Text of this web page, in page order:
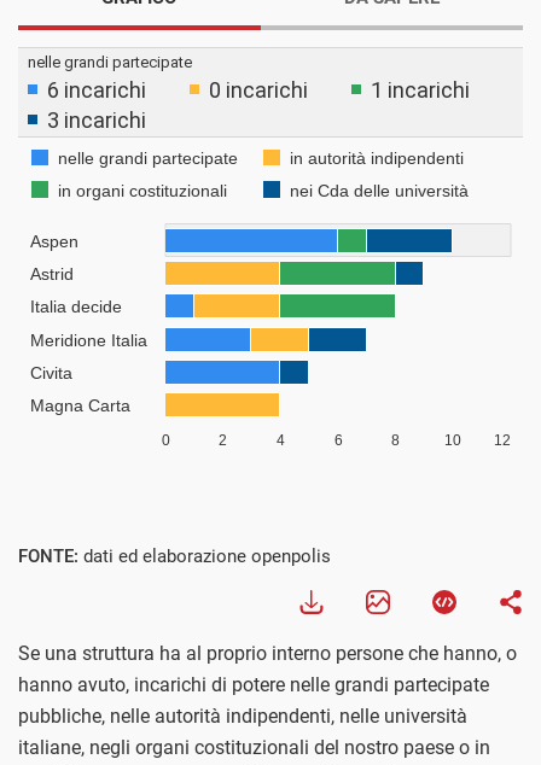
FONTE: dati ed elaborazione openpolis
Se una struttura ha al proprio interno persone che hanno, o
hanno avuto, incarichi di potere nelle grandi partecipate
pubbliche, nelle autorità indipendenti, nelle università
italiane, negli organi costituzionali del nostro paese o in